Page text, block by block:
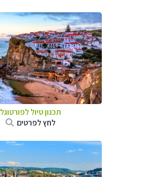
תכנון טיול לפורטוגל
לחץ לפרטים